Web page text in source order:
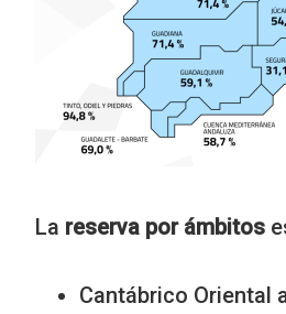
La reserva por ámbitos
Cantábrico Oriental